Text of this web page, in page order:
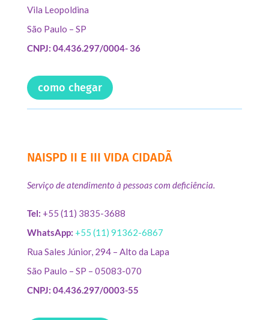
Vila Leopoldina
São Paulo – SP
CNPJ: 04.436.297/0004- 36
como chegar
NAISPD II E III VIDA CIDADÃ
Serviço de atendimento à pessoas com deficiência.
Tel: +55 (11) 3835-3688
WhatsApp: +55 (11) 91362-6867
Rua Sales Júnior, 294 – Alto da Lapa
São Paulo – SP – 05083-070
CNPJ: 04.436.297/0003-55